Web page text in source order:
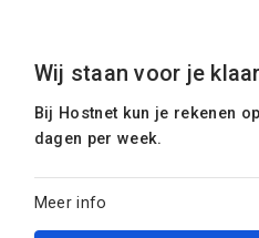
Wij staan voor je klaar
Bij Hostnet kun je rekenen
dagen per week.
Meer info